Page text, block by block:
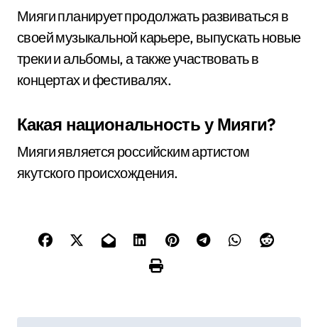
Мияги планирует продолжать развиваться в
своей музыкальной карьере, выпускать новые
треки и альбомы, а также участвовать в
концертах и фестивалях.
Какая национальность у Мияги?
Мияги является российским артистом
якутского происхождения.